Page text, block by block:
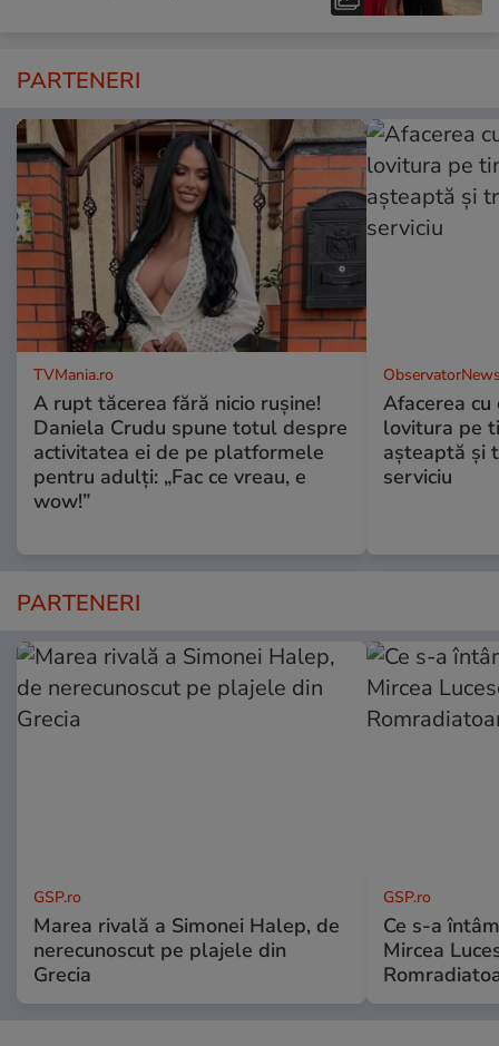
PARTENERI
TVMania.ro
A rupt tăcerea fără nicio rușine!
Daniela Crudu spune totul despre
activitatea ei de pe platformele
pentru adulți: „Fac ce vreau, e
wow!”
Afacerea
lovitura pe
aşteaptă şi
serviciu
PARTENERI
GSP.ro
Marea rivală a Simonei Halep, de
nerecunoscut pe plajele din
Grecia
GSP.ro
Ce s-a
Mircea